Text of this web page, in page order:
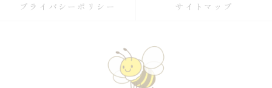
プライバシーポリシー サイトマップ